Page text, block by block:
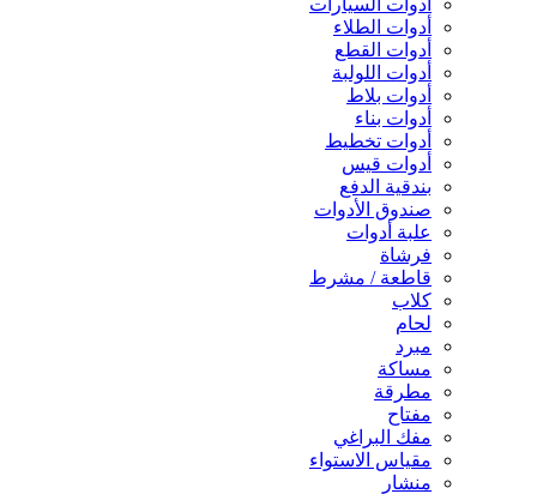
أدوات الطلاء
أدوات القطع
أدوات اللولبة
أدوات بلاط
أدوات بناء
أدوات تخطيط
أدوات قيس
بندقية الدفع
صندوق الأدوات
علبة أدوات
فرشاة
قاطعة / مشرط
كلاب
لحام
مبرد
مساكة
مطرقة
مفتاح
مفك البراغي
مقياس الاستواء
منشار